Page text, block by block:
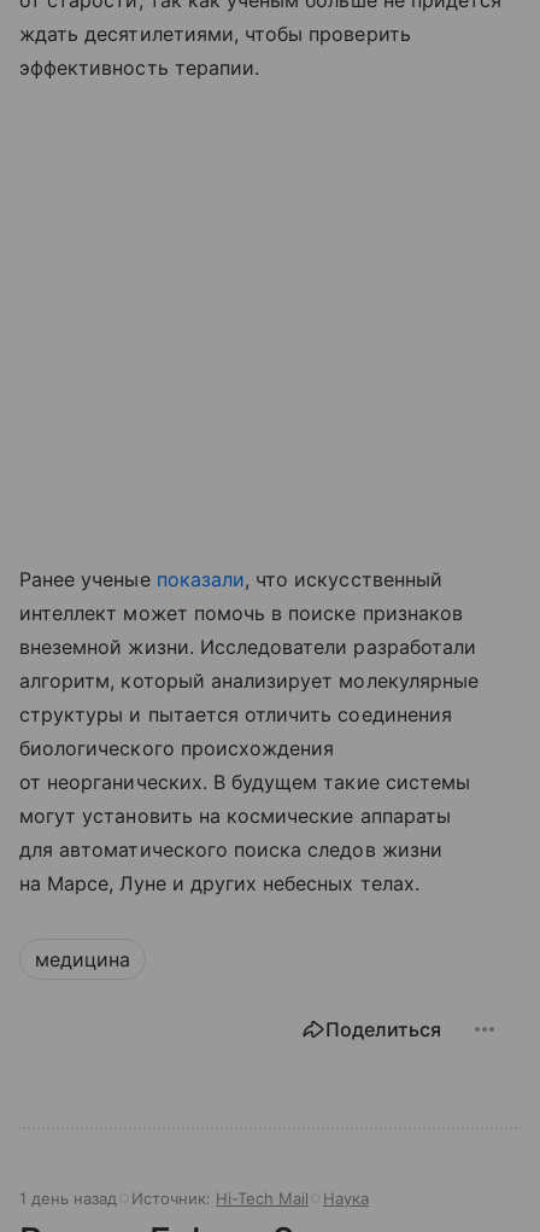
ждать десятилетиями, чтобы проверить
эффективность терапии.
Ранее ученые показали, что искусственный
интеллект может помочь в поиске признаков
внеземной жизни. Исследователи разработали
алгоритм, который анализирует молекулярные
структуры и пытается отличить соединения
биологического происхождения
от неорганических. В будущем такие системы
могут установить на космические аппараты
для автоматического поиска следов жизни
на Марсе, Луне и других небесных телах.
медицина
Поделиться
1 день назад Источник: Hi-Tech Mail Наука